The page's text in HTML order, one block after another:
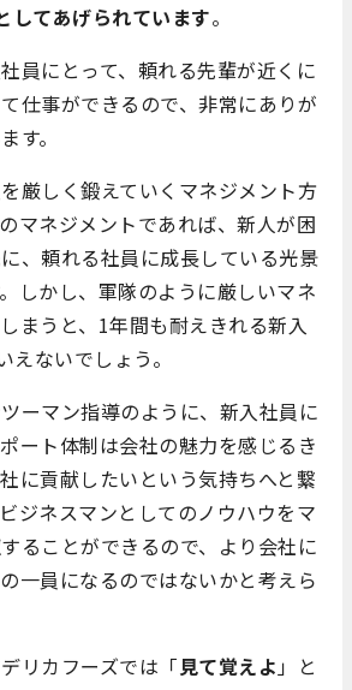
してあげられています。
員にとって、頼れる先輩が近くに
仕事ができるので、非常にありが
す。
厳しく鍛えていくマネジメント方
マネジメントであれば、新人が困
、頼れる社員に成長している光景
しかし、軍隊のように厳しいマネ
まうと、1年間も耐えきれる新入
ないでしょう。
ーマン指導のように、新入社員に
ート体制は会社の魅力を感じるき
に貢献したいという気持ちへと繋
ジネスマンとしてのノウハウをマ
ることができるので、より会社に
一員になるのではないかと考えら
リカフーズでは「 見て覚えよ 」と